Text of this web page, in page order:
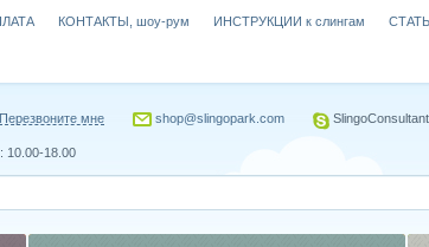
КОНТАКТЫ, шоу-рум ИНСТРУКЦИИ к слингам
Перезвоните мне shop@slingopark.com SlingoConsultant
10.00-18.00